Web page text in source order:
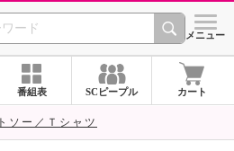
CHANNEL シメニュー
番組表 SCピープル カート
ソー／Ｔシャツ